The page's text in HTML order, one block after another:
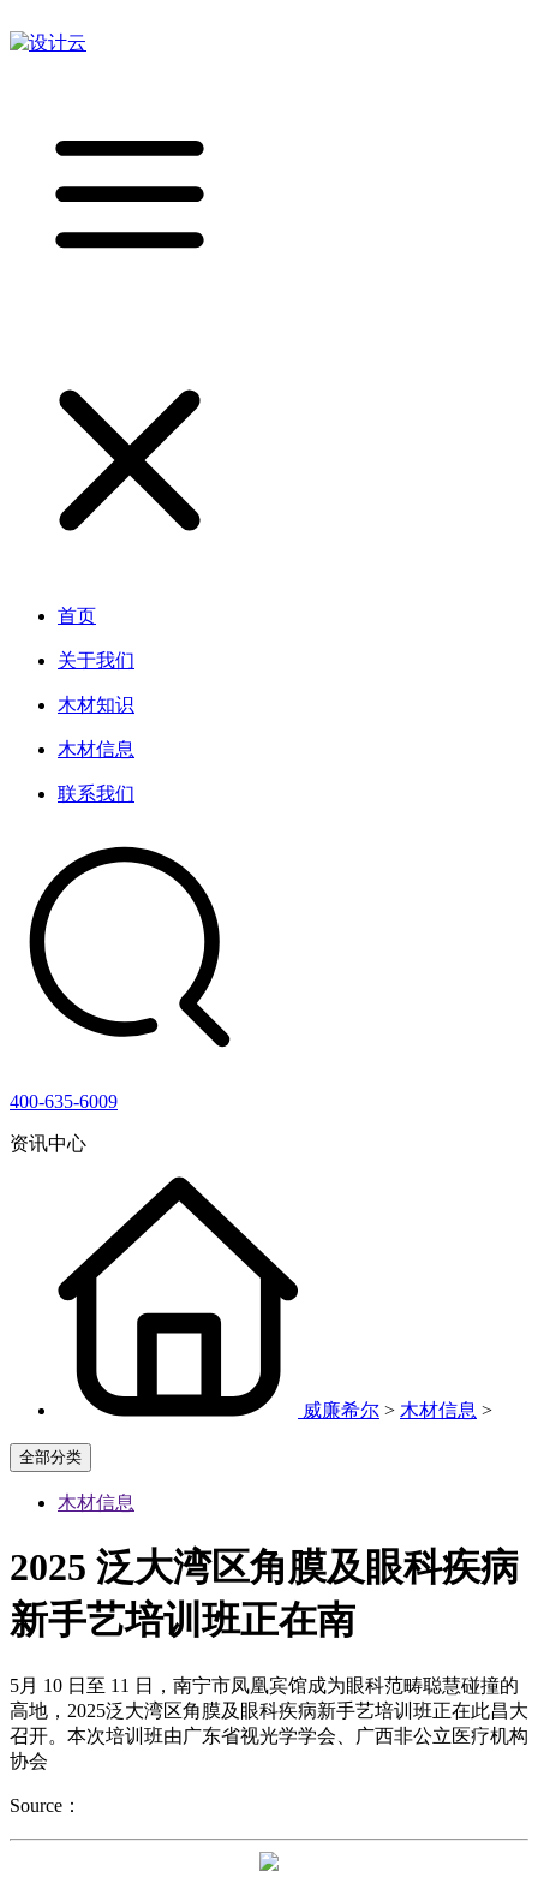
首页
关于我们
木材知识
木材信息
联系我们
400-635-6009
资讯中心
威廉希尔 > 木材信息 >
全部分类
木材信息
2025 泛大湾区角膜及眼科疾病
新手艺培训班正在南
5月 10 日至 11 日，南宁市凤凰宾馆成为眼科范畴聪慧碰撞的
高地，2025泛大湾区角膜及眼科疾病新手艺培训班正在此昌大
召开。本次培训班由广东省视光学学会、广西非公立医疗机构
协会
Source：